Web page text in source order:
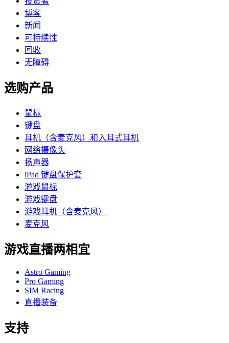
博客
新闻
可持续性
回收
无障碍
选购产品
鼠标
键盘
耳机（含麦克风）和入耳式耳机
网络摄像头
扬声器
iPad 键盘保护套
游戏鼠标
游戏键盘
游戏耳机（含麦克风）
麦克风
游戏直播两相宜
Astro Gaming
Pro Gaming
SIM Racing
直播装备
支持